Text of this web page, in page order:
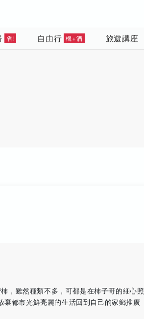
省! 自由行 機+酒 旅遊講座
，雖然種類不多，可都是在柿子哥的細心照
都市光鮮亮麗的生活回到自己的家鄉推廣